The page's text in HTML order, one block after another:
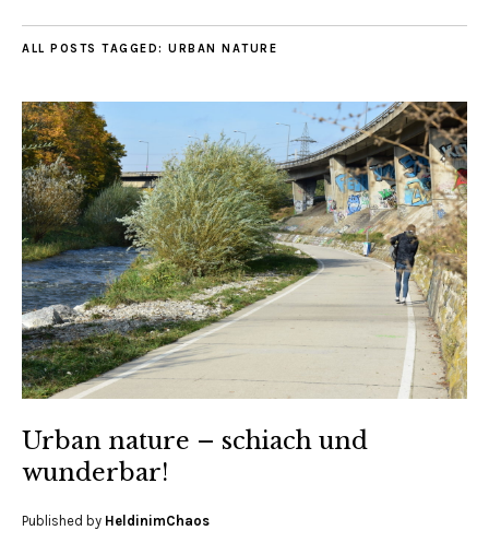
ALL POSTS TAGGED: URBAN NATURE
Urban nature – schiach und
wunderbar!
Published by HeldinimChaos